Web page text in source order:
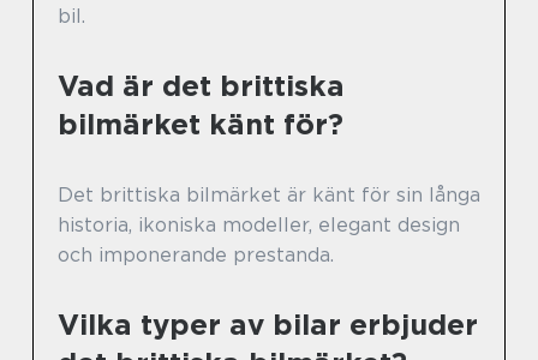
bil.
Vad är det brittiska
bilmärket känt för?
Det brittiska bilmärket är känt för sin långa
historia, ikoniska modeller, elegant design
och imponerande prestanda.
Vilka typer av bilar erbjuder